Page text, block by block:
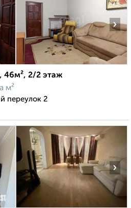
›
46м², 2/2 этаж
м²
переулок 2
›